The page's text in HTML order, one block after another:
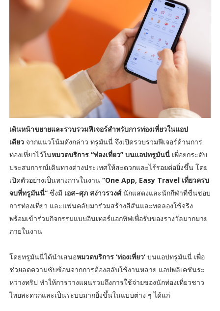
เดินหน้าขยายและรวบรวมฟีเจอร์สำหรับการท่องเที่ยวในแอป
เดียว จากแนวโน้มดังกล่าว ทรูมันนี่ จึงเปิดรวบรวมฟีเจอร์ด้านการ
ท่องเที่ยวไว้ในหมวดบริการ “ท่องเที่ยว” บนแอปทรูมันนี่ เพื่อยกระดับ
ประสบการณ์เดินทางต่างประเทศให้สะดวกและไร้รอยต่อยิ่งขึ้น โดย
เปิดตัวอย่างเป็นทางการในงาน“One App, Easy Travel เที่ยวครบ
จบที่ทรูมันนี่”ซึ่งมี เอส–ศุภ สง่าวรวงศ์นักแสดงและนักกีฬาที่ชื่นชอบ
การท่องเที่ยว และแฟนคลับมาร่วมสร้างสีสันและทดลองใช้จริง
พร้อมเข้าร่วมกิจกรรมแบบอินเทอร์แอกทิฟเพื่อรับของรางวัลมากมาย
ภายในงาน
โดยทรูมันนี่ได้นำเสนอหมวดบริการ ‘ท่องเที่ยว’ บนแอปทรูมันนี่ เพื่อ
ช่วยลดความซับซ้อนจากการต้องสลับใช้งานหลาย แอปพลิเคชันระ
หว่างทริป ทำให้การวางแผนรวมถึงการใช้จ่ายของนักท่องเที่ยวชาว
ไทยสะดวกและเป็นระบบมากยิ่งขึ้นในแบบต่าง ๆ ได้แก่